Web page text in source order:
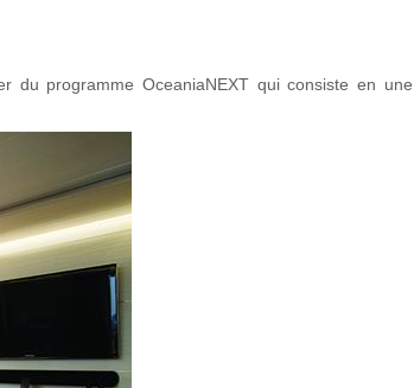
du programme OceaniaNEXT qui consiste en une